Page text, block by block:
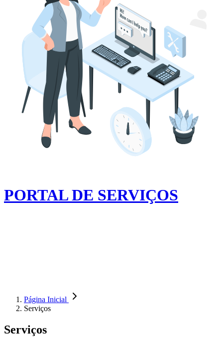
PORTAL DE SERVIÇOS
Página Inicial
Serviços
Serviços